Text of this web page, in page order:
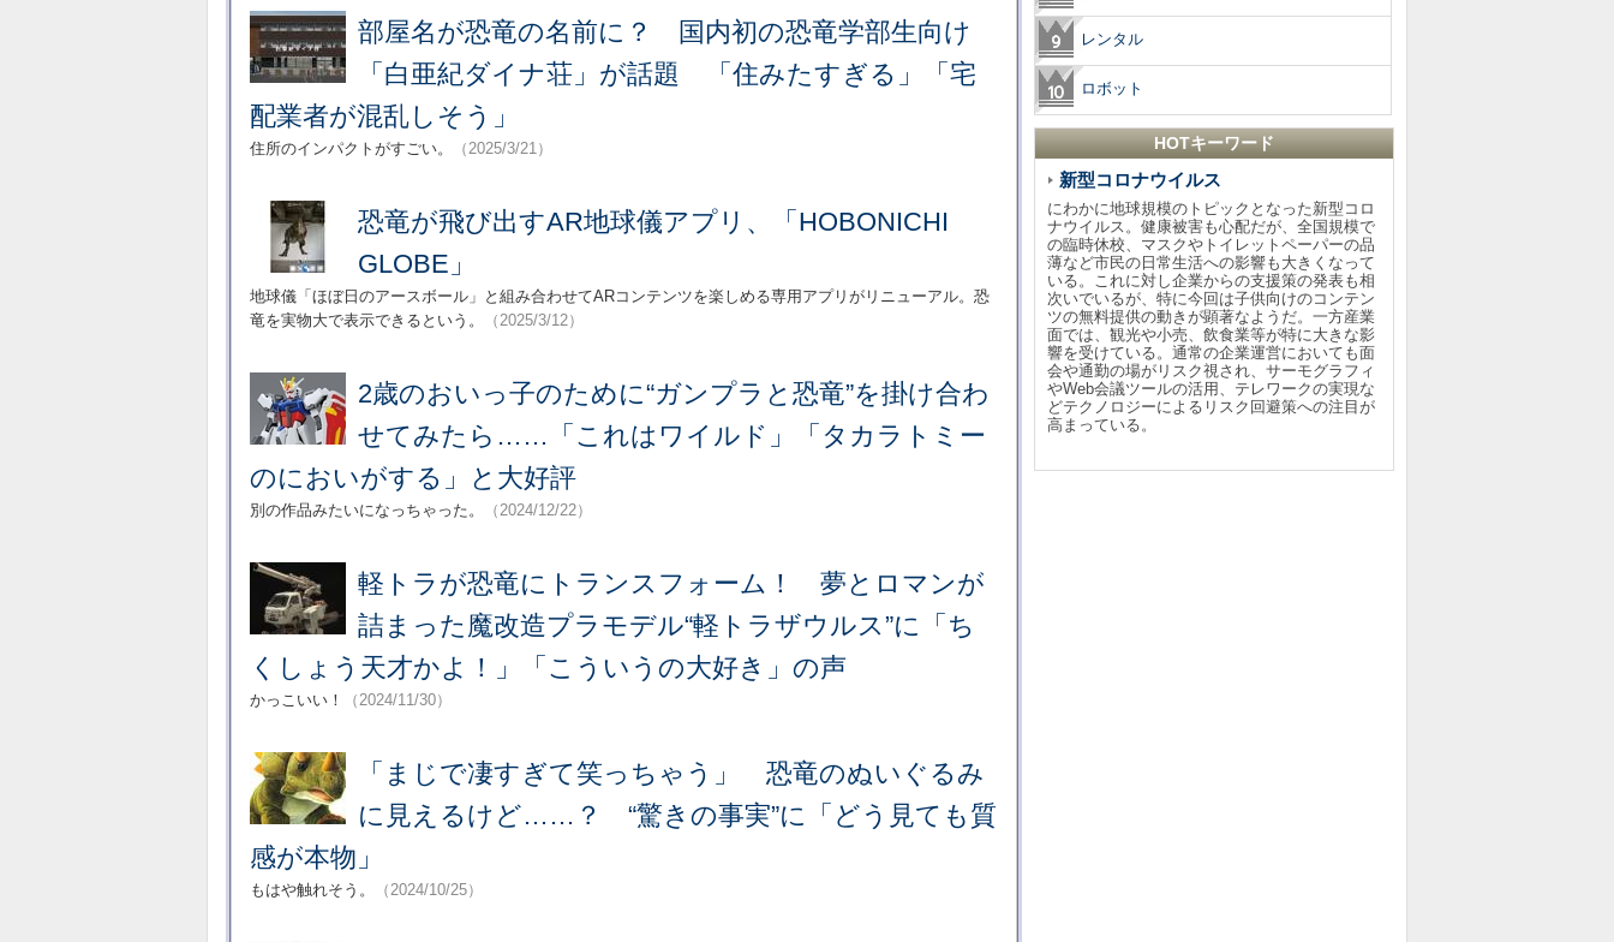
部屋名が恐竜の名前に？ 国内初の恐竜学部生向け
「白亜紀ダイナ荘」が話題 「住みたすぎる」「宅
配業者が混乱しそう」
住所のインパクトがすごい。 （2025/3/21）
恐竜が飛び出すAR地球儀アプリ、「HOBONICHI
GLOBE」
地球儀「ほぼ日のアースボール」と組み合わせてARコンテンツを楽しめる専用アプリがリニューアル。恐
竜を実物大で表示できるという。
（2025/3/12）
2歳のおいっ子のために“ガンプラと恐竜”を掛け合わ
せてみたら……「これはワイルド」「タカラトミー
のにおいがする」と大好評
別の作品みたいになっちゃった。 （2024/12/22）
軽トラが恐竜にトランスフォーム！ 夢とロマンが
詰まった魔改造プラモデル“軽トラザウルス”に「ち
くしょう天才かよ！」「こういうの大好き」の声
かっこいい！ （2024/11/30）
「まじで凄すぎて笑っちゃう」 恐竜のぬいぐるみ
に見えるけど……？ “驚きの事実”に「どう見ても質
感が本物」
もはや触れそう。 （2024/10/25）
レンタル
ロボット
HOTキーワード
新型コロナウイルス
にわかに地球規模のトピックとなった新型コロ
ナウイルス。健康被害も心配だが、全国規模で
の臨時休校、マスクやトイレットペーパーの品
薄など市民の日常生活への影響も大きくなって
いる。これに対し企業からの支援策の発表も相
次いでいるが、特に今回は子供向けのコンテン
ツの無料提供の動きが顕著なようだ。一方産業
面では、観光や小売、飲食業等が特に大きな影
響を受けている。通常の企業運営においても面
会や通勤の場がリスク視され、サーモグラフィ
やWeb会議ツールの活用、テレワークの実現な
どテクノロジーによるリスク回避策への注目が
高まっている。